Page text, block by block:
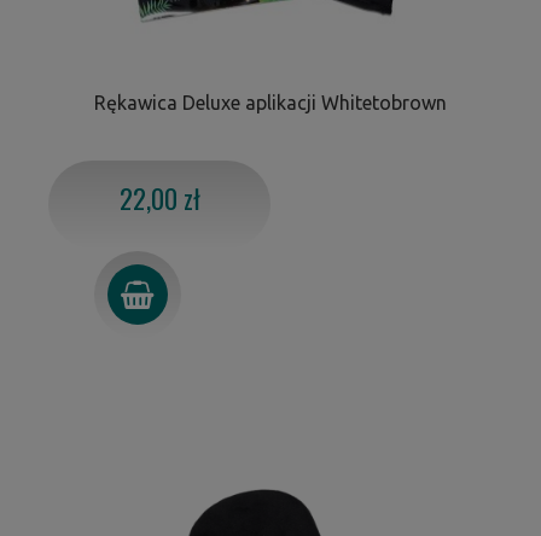
Rękawica Deluxe aplikacji Whitetobrown
22,00 zł